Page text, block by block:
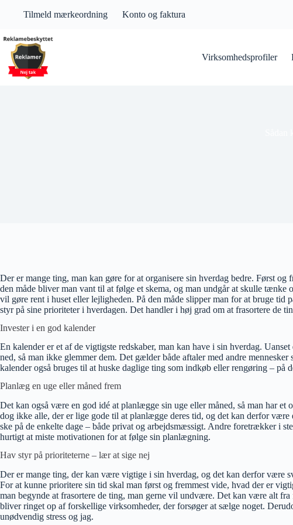
Tilmeld mærkeordning Konto og faktura
Virksomhedsprofiler
Der er mange ting, man kan gøre for at organisere sin hverdag bedre. Først
den måde bliver man vant til at følge et skema, og man undgår at skulle
vil gøre rent i huset eller lejligheden. På den måde slipper man for at bruge
styr på sine prioriteter i hverdagen. Det handler i høj grad om at frasortere de
Invester i en god kalender
En kalender er et af de vigtigste redskaber, man kan have i sin hverdag.
ned, så man ikke glemmer dem. Det gælder både aftaler med andre
kalender også bruges til at huske daglige ting som indkøb eller rengøring – på
Planlæg en uge eller måned frem
Det kan også være en god idé at planlægge sin uge eller måned, så man har
dog ikke alle, der er lige gode til at planlægge deres tid, og det kan derfor
ske på de enkelte dage – både privat og arbejdsmæssigt. Andre foretrækker i
hurtigt at miste motivationen for at følge sin planlægning.
Hav styr på prioriteterne – lær at sige nej
Der er mange ting, der kan være vigtige i sin hverdag, og det kan derfor være
For at kunne prioritere sin tid skal man først og fremmest vide, hvad der er
man begynde at frasortere de ting, man gerne vil undvære. Det kan være alt
bliver ringet op af forskellige virksomheder, der forsøger at sælge noget.
unødvendig stress og jag.